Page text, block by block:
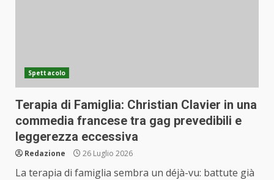
Spettacolo
Terapia di Famiglia: Christian Clavier in una
commedia francese tra gag prevedibili e
leggerezza eccessiva
Redazione 26 Luglio 2026
La terapia di famiglia sembra un déjà-vu: battute già